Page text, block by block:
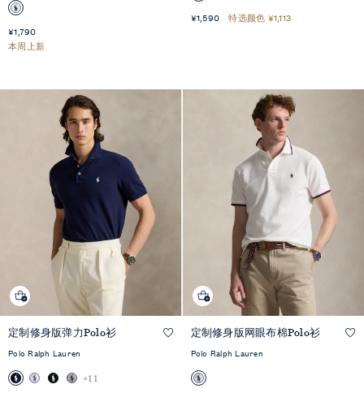
¥1,790
本周上新
¥1,590 特选颜色 ¥1,113
+10
定制修身版弹力Polo衫
Polo Ralph Lauren
+11
快速预览
定制修身版网眼布棉Polo衫
Polo Ralph Lauren